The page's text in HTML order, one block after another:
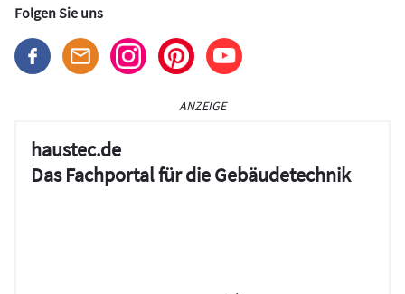
Folgen Sie uns
ANZEIGE
haustec.de
Das Fachportal für die Gebäudetechnik